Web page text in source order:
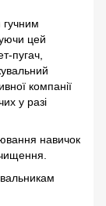
цей
пугач,
компанії
у разі
навичок